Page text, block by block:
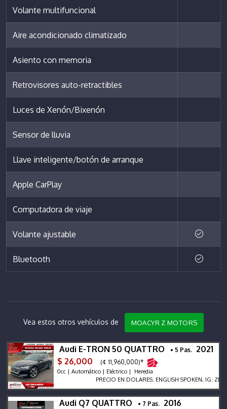
Volante multifuncional
Aire acondicionado climatizado
Asiento con memoria
Retrovisores auto-retractibles
Luces de Xenón/Bixenón
Sensor de lluvia
Llave inteligente/botón de arranque
Apple CarPlay
Computadora de viaje
Volante ajustable
Bluetooth
Vea estos otros vehículos de MOACYR Z MOTORS
Audi E-TRON 50 QUATTRO • 5 Pas. 2021
$ 26,000
(¢ 11,960,000)*
0cc | Automático | Eléctrico | Heredia
PRECIO EN DOLARES. ENGLISH SPOKEN, IG:
Audi Q7 QUATTRO • 7 Pas. 2016